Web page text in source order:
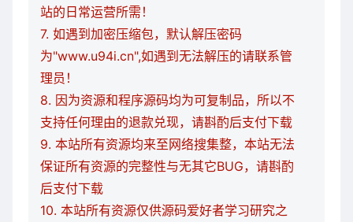
站的日常运营所需！
7. 如遇到加密压缩包，默认解压密码
为"www.u94i.cn",如遇到无法解压的请联系管
理员！
8. 因为资源和程序源码均为可复制品，所以不
支持任何理由的退款兑现，请斟酌后支付下载
9. 本站所有资源均来至网络搜集整，本站无法
保证所有资源的完整性与无其它BUG，请斟酌
后支付下载
10. 本站所有资源仅供源码爱好者学习研究之